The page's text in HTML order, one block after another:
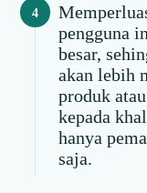
pengguna
besar,
akan lebih
produk
kepada
hanya
saja.